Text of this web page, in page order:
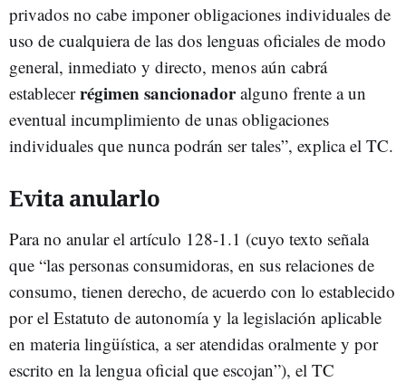
privados no cabe imponer obligaciones individuales de
uso de cualquiera de las dos lenguas oficiales de modo
general, inmediato y directo, menos aún cabrá
establecerrégimen sancionadoralguno frente a un
eventual incumplimiento de unas obligaciones
individuales que nunca podrán ser tales”, explica el TC.
Evita anularlo
Para no anular el artículo 128-1.1 (cuyo texto señala
que “las personas consumidoras, en sus relaciones de
consumo, tienen derecho, de acuerdo con lo establecido
por el Estatuto de autonomía y la legislación aplicable
en materia lingüística, a ser atendidas oralmente y por
escrito en la lengua oficial que escojan”), el TC